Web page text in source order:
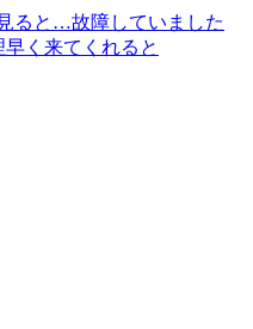
ると…故障していました
く来てくれると